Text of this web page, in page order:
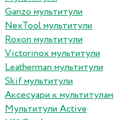
Ganzo мультитули
NexTool мультитули
Roxon мультитули
Victorinox мультитули
Leatherman мультитули
Skif мультитули
Аксесуари к мультитулам
Мультитули Active